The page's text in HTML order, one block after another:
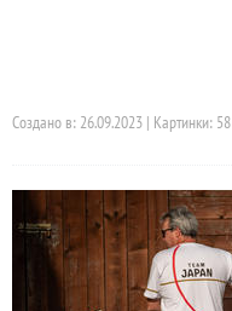
Создано в: 26.09.2023 | Картинки: 58